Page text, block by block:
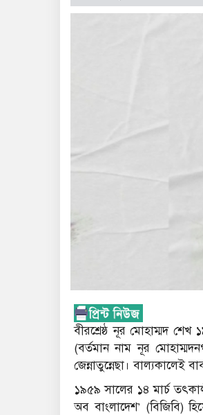
বীরশ্রেষ্ঠ নূর মোহাম্মদ
(বর্তমান নাম নূর
জেন্নাতুন্নেছা। বাল্যকালেই
১৯৫৯ সালের ১৪ মার্চ
অব বাংলাদেশ’ (বিজিবি)